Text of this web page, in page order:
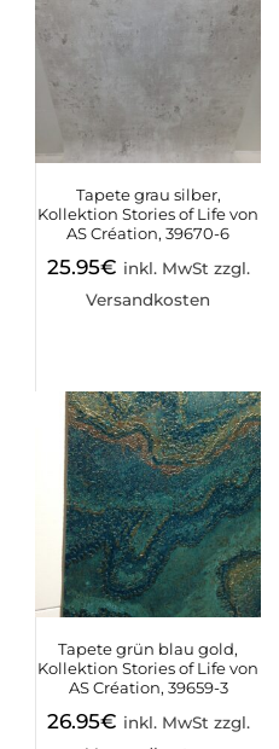
Tapete grau silber,
Kollektion Stories of Life von
AS Création, 39670-6
25.95€ inkl. MwSt zzgl.
Versandkosten
Tapete grün blau gold,
Kollektion Stories of Life von
AS Création, 39659-3
26.95€ inkl. MwSt zzgl.